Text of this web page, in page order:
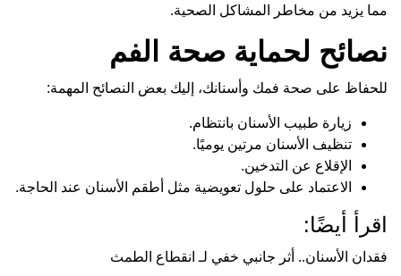
مما يزيد من مخاطر المشاكل الصحية.
نصائح لحماية صحة الفم
للحفاظ على صحة فمك وأسنانك، إليك بعض النصائح المهمة:
زيارة طبيب الأسنان بانتظام.
تنظيف الأسنان مرتين يوميًا.
الإقلاع عن التدخين.
الاعتماد على حلول تعويضية مثل أطقم الأسنان عند الحاجة.
اقرأ أيضًا:
فقدان الأسنان.. أثر جانبي خفي لـ انقطاع الطمث